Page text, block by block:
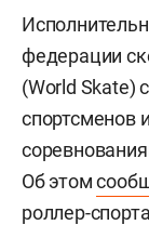
федерации
(World Skate)
спортсменов
Об этом
роллер-